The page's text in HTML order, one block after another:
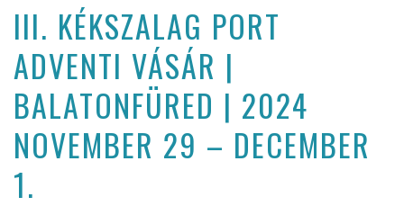
III. KÉKSZALAG PORT
ADVENTI VÁSÁR |
BALATONFÜRED | 2024
NOVEMBER 29 – DECEMBER
1.